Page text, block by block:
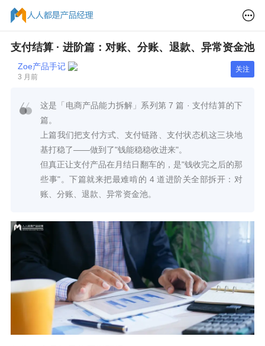
支付结算 · 进阶篇：对账、分账、退款、异常资金池
Zoe产品手记
3 月前
关注
这是「电商产品能力拆解」系列第 7 篇 · 支付结算的下
篇。
上篇我们把支付方式、支付链路、支付状态机这三块地
基打稳了——做到了"钱能稳稳收进来"。
但真正让支付产品在月结日翻车的，是"钱收完之后的那
些事"。下篇就来把最难啃的 4 道进阶关全部拆开：对
账、分账、退款、异常资金池。